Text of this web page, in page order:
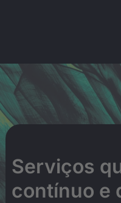
Serviços
contínuo e